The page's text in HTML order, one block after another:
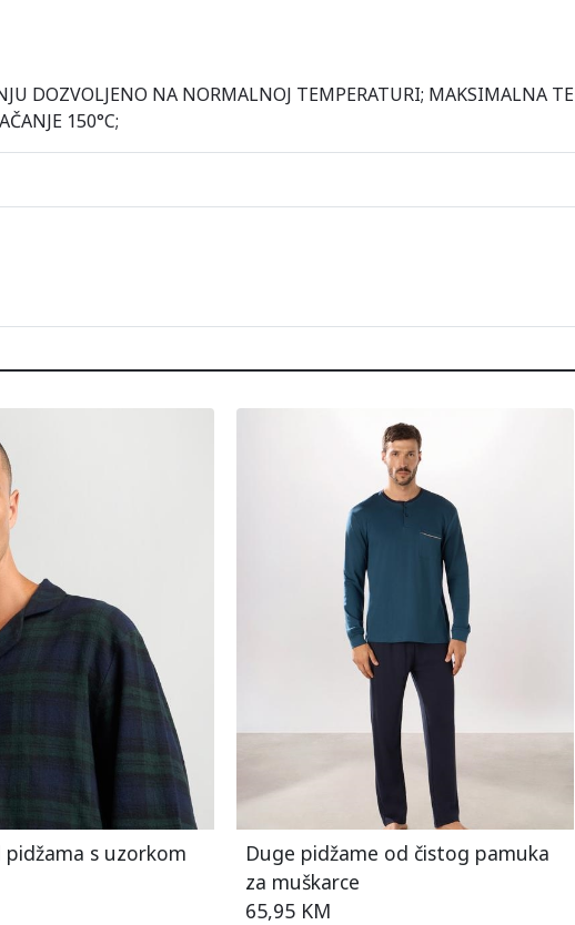
DOZVOLJENO NA NORMALNOJ TEMPERATURI; MAKSIMALNA
150°C;
pidžama s uzorkom
Duge pidžame od čistog pamuka
za muškarce
65,95 KM